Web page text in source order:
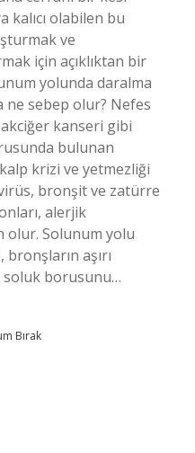
kalıcı olabilen bu
ve
için açıklıktan bir
yolunda daralma
ne sebep olur? Nefes
akciğer kanseri gibi
bulunan
krizi ve yetmezliği
bronşit ve zatürre
alerjik
olur. Solunum yolu
bronşların aşırı
soluk borusunu…
Bırak